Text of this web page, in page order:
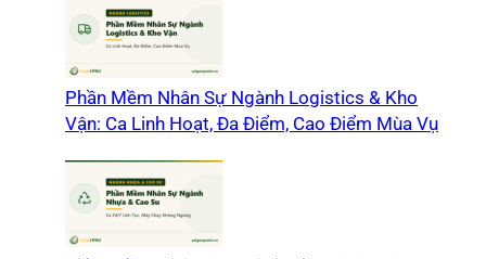
Phần Mềm Nhân Sự Ngành Logistics & Kho
Vận: Ca Linh Hoạt, Đa Điểm, Cao Điểm Mùa Vụ